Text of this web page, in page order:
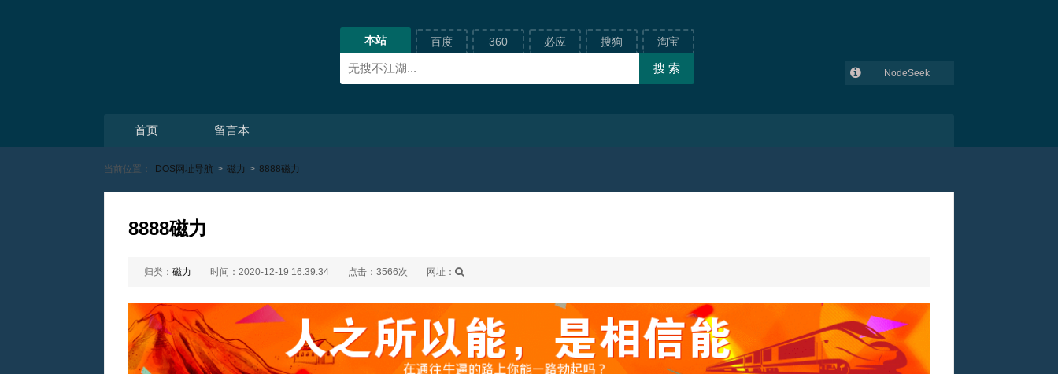
本站 百度 360 必应 搜狗 淘宝
NodeSeek
全球主机交流论坛
首页 留言本
当前位置： DOS网址导航 > 磁力 > 8888磁力
8888磁力
归类： 磁力 时间：2020-12-19 16:39:34 点击：3566次 网址：